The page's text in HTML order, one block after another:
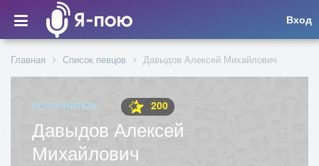
Вход
Главная Список певцов Давыдов Алексей Михайлович
ИСПОЛНИТЕЛЬ 200
Давыдов Алексей
Михайлович